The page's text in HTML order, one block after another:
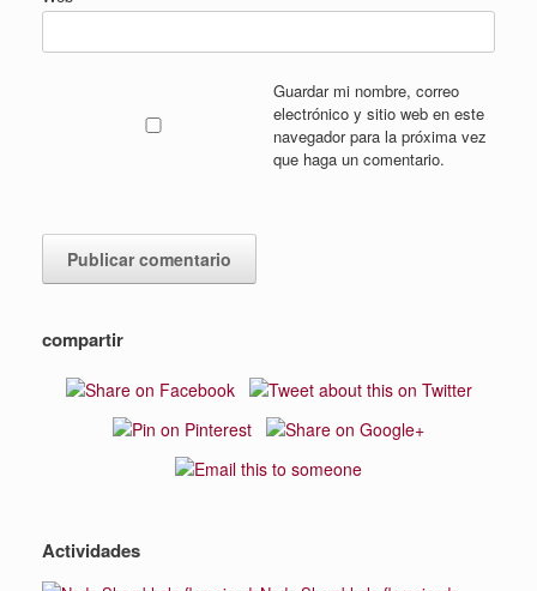
Guardar mi nombre, correo
electrónico y sitio web en este
navegador para la próxima vez
que haga un comentario.
compartir
Actividades